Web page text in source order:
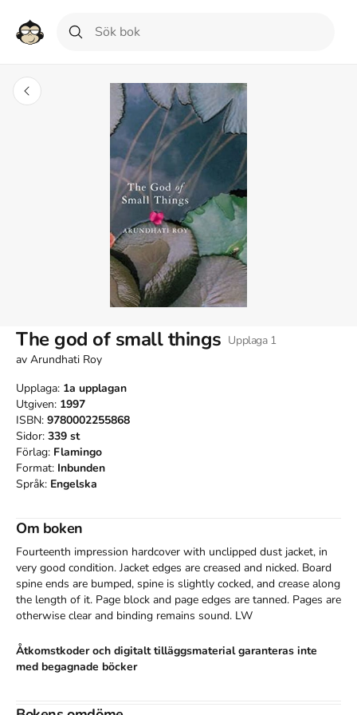
The god of small things Upplaga 1
av Arundhati Roy
Upplaga: 1a upplagan
Utgiven: 1997
ISBN: 9780002255868
Sidor: 339 st
Förlag: Flamingo
Format: Inbunden
Språk: Engelska
Om boken
Fourteenth impression hardcover with unclipped dust jacket, in
very good condition. Jacket edges are creased and nicked. Board
spine ends are bumped, spine is slightly cocked, and crease along
the length of it. Page block and page edges are tanned. Pages are
otherwise clear and binding remains sound. LW
Åtkomstkoder och digitalt tilläggsmaterial garanteras inte
med begagnade böcker